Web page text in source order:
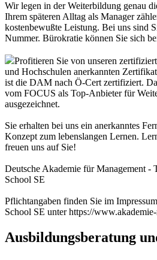
Wir legen in der Weiterbildung genau
Ihrem späteren Alltag als Manager
kostenbewußte Leistung. Bei uns sind
Nummer. Bürokratie können Sie sich
Profitieren Sie von unseren
und Hochschulen anerkannten
ist die DAM nach Ö-Cert zertifiziert.
vom FOCUS als Top-Anbieter für
ausgezeichnet.
Sie erhalten bei uns ein anerkanntes
Konzept zum lebenslangen Lernen.
freuen uns auf Sie!
Deutsche Akademie für Management -
School SE
Pflichtangaben finden Sie im
School SE unter https://
Ausbildungsberatung